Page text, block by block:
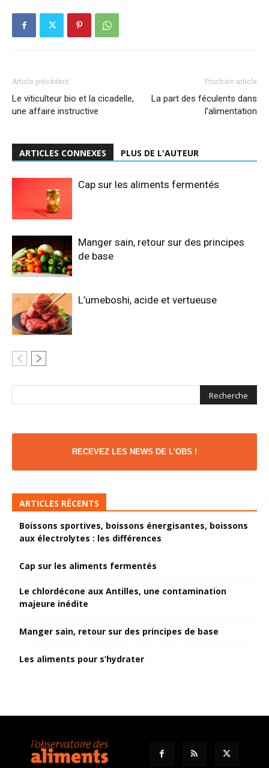
Article précédent
Le viticulteur bio et la cicadelle,
une affaire instructive
Prochain article
La part des féculents dans
l’alimentation
ARTICLES CONNEXES PLUS DE L'AUTEUR
Cap sur les aliments fermentés
Manger sain, retour sur des principes
de base
L’umeboshi, acide et vertueuse
RECEVEZ LES NEWS DE L'OBS !
ARTICLES RÉCENTS
Boissons sportives, boissons énergisantes, boissons
aux électrolytes : les différences
Cap sur les aliments fermentés
Le chlordécone aux Antilles, une contamination
majeure inédite
Manger sain, retour sur des principes de base
Les aliments pour s’hydrater